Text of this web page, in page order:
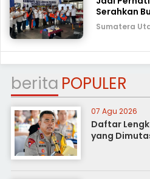
Serahkan
Sumatera
berita POPULER
07 Agu 2026
Daftar
yang